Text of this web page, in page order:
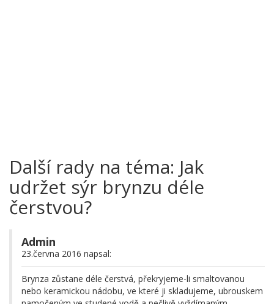
Další rady na téma: Jak
udržet sýr brynzu déle
čerstvou?
Admin
23.června 2016 napsal:
Brynza zůstane déle čerstvá, překryjeme-li smaltovanou
nebo keramickou nádobu, ve které ji skladujeme, ubrouskem